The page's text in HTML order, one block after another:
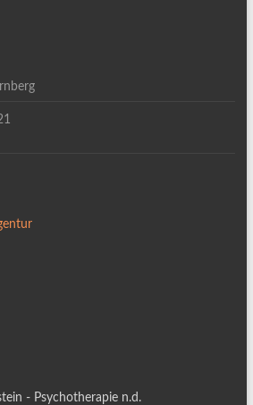
- Psychotherapie n.d.